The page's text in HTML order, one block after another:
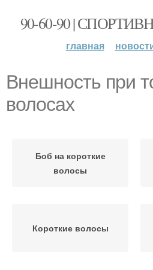
90-60-90 |
главная
Внешность при
волосах
Боб на короткие
волосы
Короткие волосы